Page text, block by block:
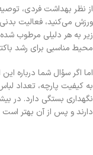
از نظر بهداشت فردی،
ورزش می‌کنید، فعالیت
زیر به هر دلیلی مرطوب
محیط مناسبی برای رشد
اما اگر سؤال شما درباره
به کیفیت پارچه، تعداد
نگهداری بستگی دارد. در
دارند و پس از آن بهتر